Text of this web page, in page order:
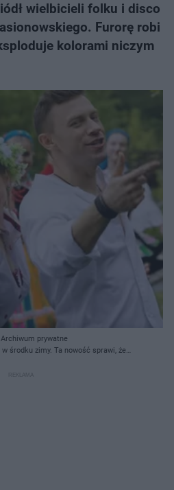
wielbicieli folku i disco
Furorę robi
kolorami niczym
prywatne
środku zimy. Ta nowość sprawi, że